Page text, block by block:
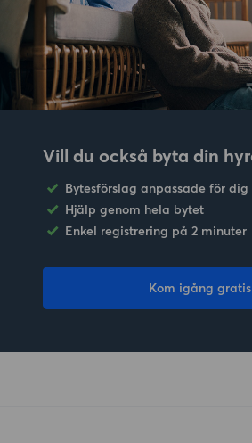
Vill du också byta din
Bytesförslag anpassade för dig
Hjälp genom hela bytet
Enkel registrering på 2 minuter
Kom igång gratis